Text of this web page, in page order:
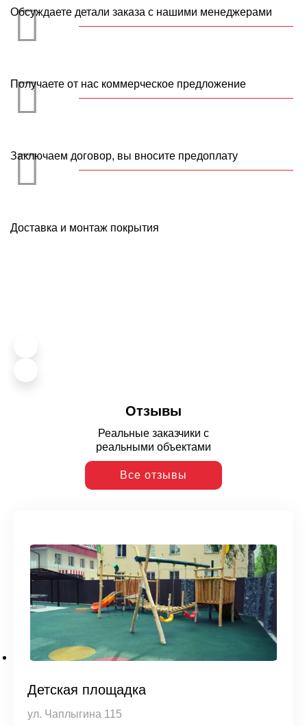
Обсуждаете детали заказа с нашими менеджерами
Получаете от нас коммерческое предложение
Заключаем договор, вы вносите предоплату
Доставка и монтаж покрытия
Отзывы
Реальные заказчики с
реальными объектами
Все отзывы
Детская площадка
ул. Чаплыгина 115